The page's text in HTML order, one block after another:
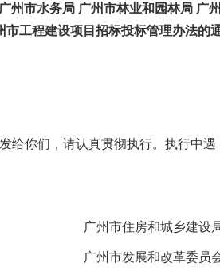
广州市水务局 广州市林业和园林局 广州
市工程建设项目招标投标管理办法的
你们，请认真贯彻执行。执行中遇
广州市住房和城乡建设
广州市发展和改革委员